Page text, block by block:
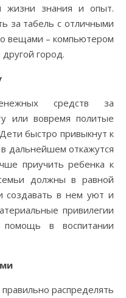
жизни знания и опыт.
за табель с отличными
вещами – компьютером
город.
средств за
или вовремя политые
быстро привыкнут к
в дальнейшем откажутся
приучить ребенка к
должны в равной
создавать в нем уют и
привилегии
в воспитании
распределять